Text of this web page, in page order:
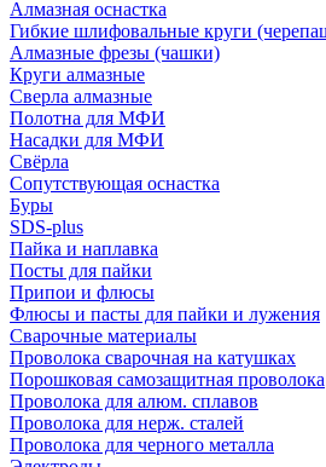
Алмазная оснастка
Гибкие шлифовальные круги
Алмазные фрезы (чашки)
Круги алмазные
Сверла алмазные
Полотна для МФИ
Насадки для МФИ
Свёрла
Сопутствующая оснастка
Буры
SDS-plus
Пайка и наплавка
Посты для пайки
Припои и флюсы
Флюсы и пасты для пайки и лужения
Сварочные материалы
Проволока сварочная на катушках
Порошковая самозащитная проволока
Проволока для алюм. сплавов
Проволока для нерж. сталей
Проволока для черного металла